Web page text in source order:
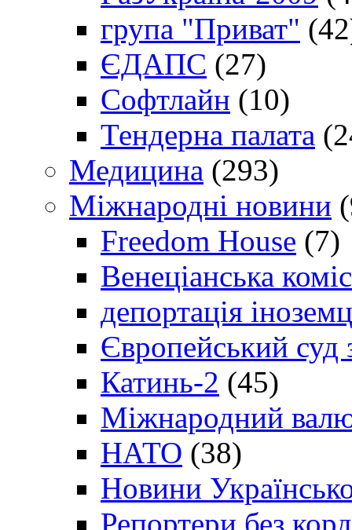
група "Приват"
ЄДАПС (27)
Софтлайн (10)
Тендерна палата
Медицина (293)
Міжнародні новини
Freedom House (7)
Венеціанська
депортація
Європейський
Катинь-2 (45)
Міжнародний
НАТО (38)
Новини
Репортери без